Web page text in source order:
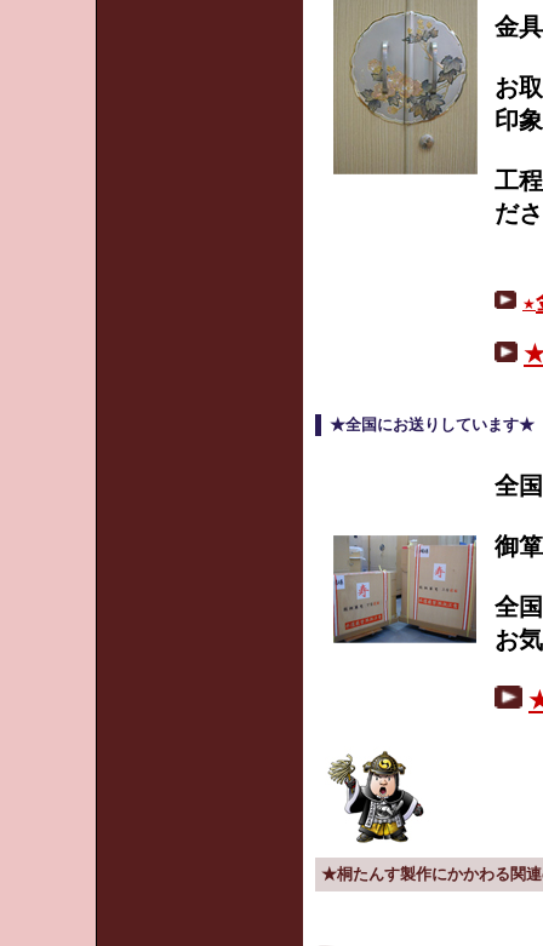
金
お
印
工
だ
★
★
★全国にお送りしています★
全
御
全
お
★桐たんす製作にかかわる関